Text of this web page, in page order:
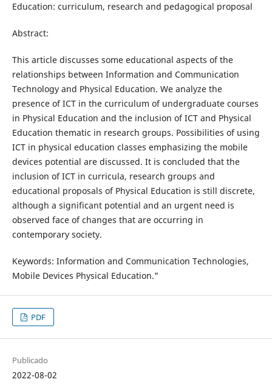
Education: curriculum, research and pedagogical proposal
Abstract:
This article discusses some educational aspects of the
relationships between Information and Communication
Technology and Physical Education. We analyze the
presence of ICT in the curriculum of undergraduate courses
in Physical Education and the inclusion of ICT and Physical
Education thematic in research groups. Possibilities of using
ICT in physical education classes emphasizing the mobile
devices potential are discussed. It is concluded that the
inclusion of ICT in curricula, research groups and
educational proposals of Physical Education is still discrete,
although a significant potential and an urgent need is
observed face of changes that are occurring in
contemporary society.
Keywords: Information and Communication Technologies,
Mobile Devices Physical Education."
PDF
Publicado
2022-08-02